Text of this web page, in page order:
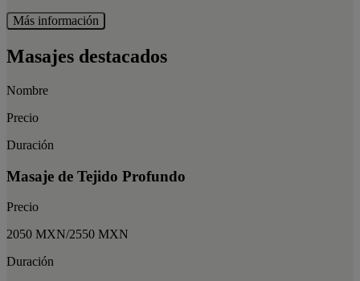
Más información
Masajes destacados
Nombre
Precio
Duración
Masaje de Tejido Profundo
Precio
2050 MXN/2550 MXN
Duración